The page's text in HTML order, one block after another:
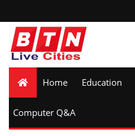
Home Education
Computer Q&A